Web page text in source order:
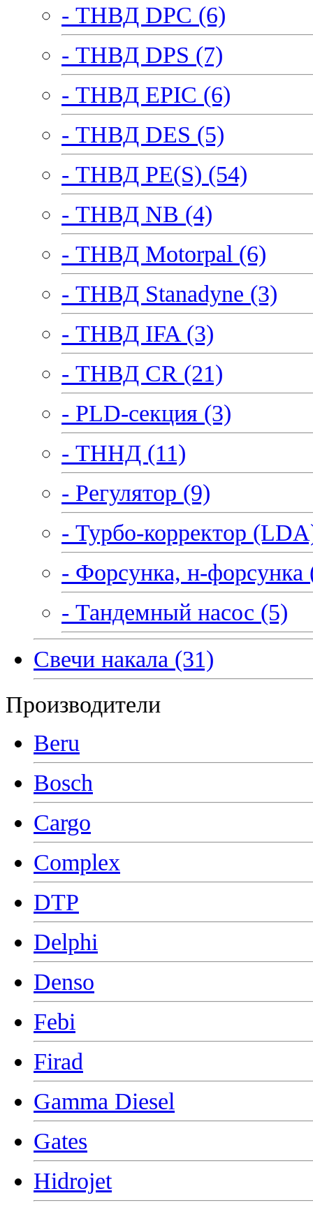
- ТНВД DPC (6)
- ТНВД DPS (7)
- ТНВД EPIC (6)
- ТНВД DES (5)
- ТНВД PE(S) (54)
- ТНВД NB (4)
- ТНВД Motorpal (6)
- ТНВД Stanadyne (3)
- ТНВД IFA (3)
- ТНВД CR (21)
- PLD-секция (3)
- ТННД (11)
- Регулятор (9)
- Турбо-корректор
- Форсунка, н-форсунка
- Тандемный насос (5)
Свечи накала (31)
Производители
Beru
Bosch
Cargo
Complex
DTP
Delphi
Denso
Febi
Firad
Gamma Diesel
Gates
Hidrojet